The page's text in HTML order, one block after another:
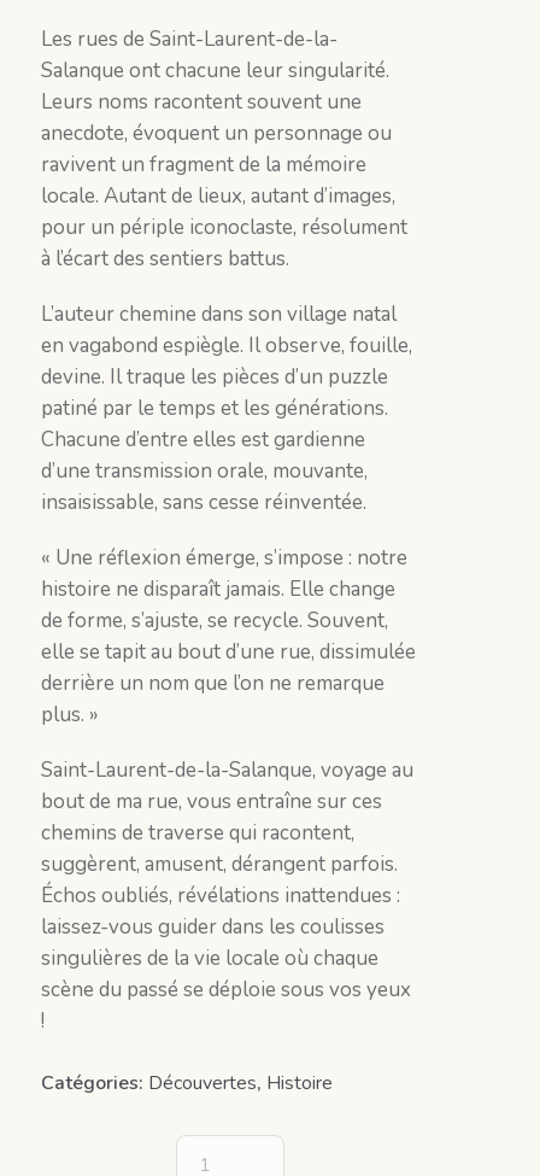
Les rues de Saint-Laurent-de-la-
Salanque ont chacune leur singularité.
Leurs noms racontent souvent une
anecdote, évoquent un personnage ou
ravivent un fragment de la mémoire
locale. Autant de lieux, autant d’images,
pour un périple iconoclaste, résolument
à l’écart des sentiers battus.
L’auteur chemine dans son village natal
en vagabond espiègle. Il observe, fouille,
devine. Il traque les pièces d’un puzzle
patiné par le temps et les générations.
Chacune d’entre elles est gardienne
d’une transmission orale, mouvante,
insaisissable, sans cesse réinventée.
« Une réflexion émerge, s’impose : notre
histoire ne disparaît jamais. Elle change
de forme, s’ajuste, se recycle. Souvent,
elle se tapit au bout d’une rue, dissimulée
derrière un nom que l’on ne remarque
plus. »
Saint-Laurent-de-la-Salanque, voyage au
bout de ma rue, vous entraîne sur ces
chemins de traverse qui racontent,
suggèrent, amusent, dérangent parfois.
Échos oubliés, révélations inattendues :
laissez-vous guider dans les coulisses
singulières de la vie locale où chaque
scène du passé se déploie sous vos yeux
!
Catégories: Découvertes, Histoire